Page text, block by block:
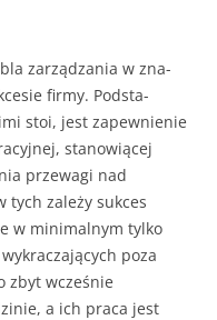
zarządzania w zna­
firmy. Podsta­
stoi, jest zapewnienie
stanowiącej
przewagi nad
tych zależy sukces
w minimalnym tylko
poza
zbyt wcześnie
a ich praca jest